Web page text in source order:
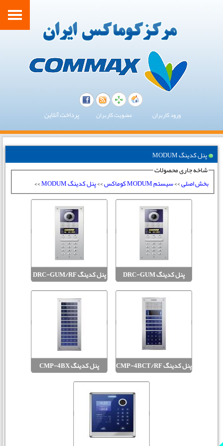
ورود کاربران عضویت کاربران پرداخت آنلاین
پنل کدینگ MODUM
شاخه جاری محصولات
بخش اصلی
سیستم MODUM کوماکس >>پنل کدینگ MODUM >>
پنل کدینگ DRC-GUM
MODUM
پنل کدینگ DRC-GUM/RF
MODUM
پنل کدینگ CMP-4BCT/RF
MODUM
پنل کدینگ CMP-4BX
MODUM